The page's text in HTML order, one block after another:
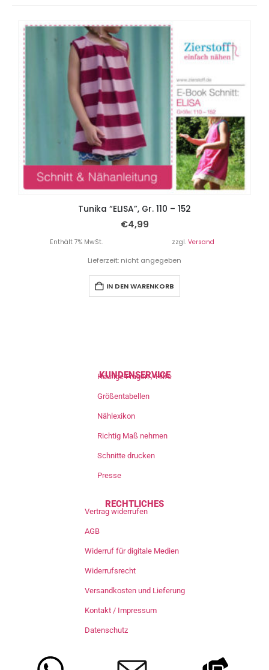
Tunika “ELISA”, Gr. 110 – 152
€4,99
Enthält 7% MwSt. zzgl. Versand
Lieferzeit: nicht angegeben
IN DEN WARENKORB
KUNDENSERVICE
Häufige Fragen / Hilfe
Größentabellen
Nählexikon
Richtig Maß nehmen
Schnitte drucken
Presse
RECHTLICHES
Vertrag widerrufen
AGB
Widerruf für digitale Medien
Widerrufsrecht
Versandkosten und Lieferung
Kontakt / Impressum
Datenschutz